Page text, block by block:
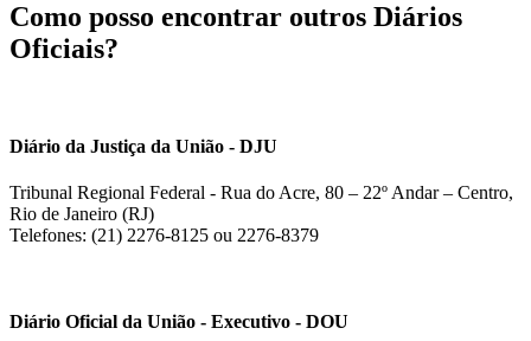
Como posso encontrar outros Diários
Oficiais?
Diário da Justiça da União - DJU
Tribunal Regional Federal - Rua do Acre, 80 – 22º Andar – Centro,
Rio de Janeiro (RJ)
Telefones: (21) 2276-8125 ou 2276-8379
Diário Oficial da União - Executivo - DOU